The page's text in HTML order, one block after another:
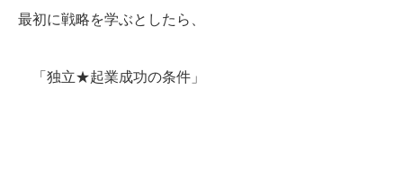
最初に戦略を学ぶとしたら、
「独立★起業成功の条件」